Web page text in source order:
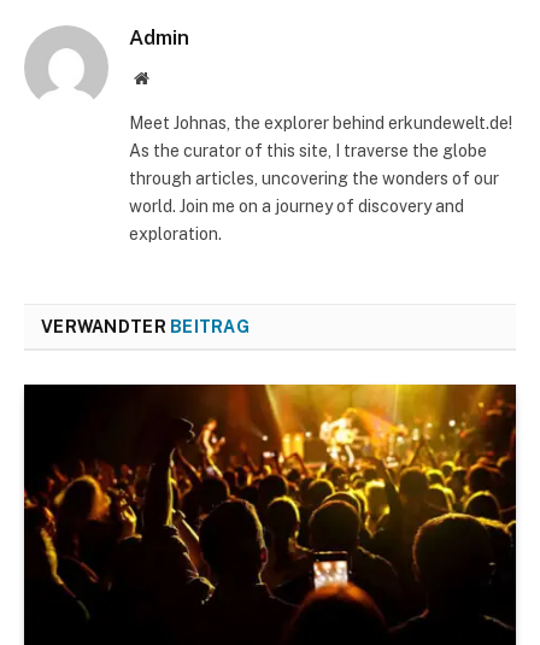
Admin
Website
Meet Johnas, the explorer behind erkundewelt.de!
As the curator of this site, I traverse the globe
through articles, uncovering the wonders of our
world. Join me on a journey of discovery and
exploration.
VERWANDTER BEITRAG